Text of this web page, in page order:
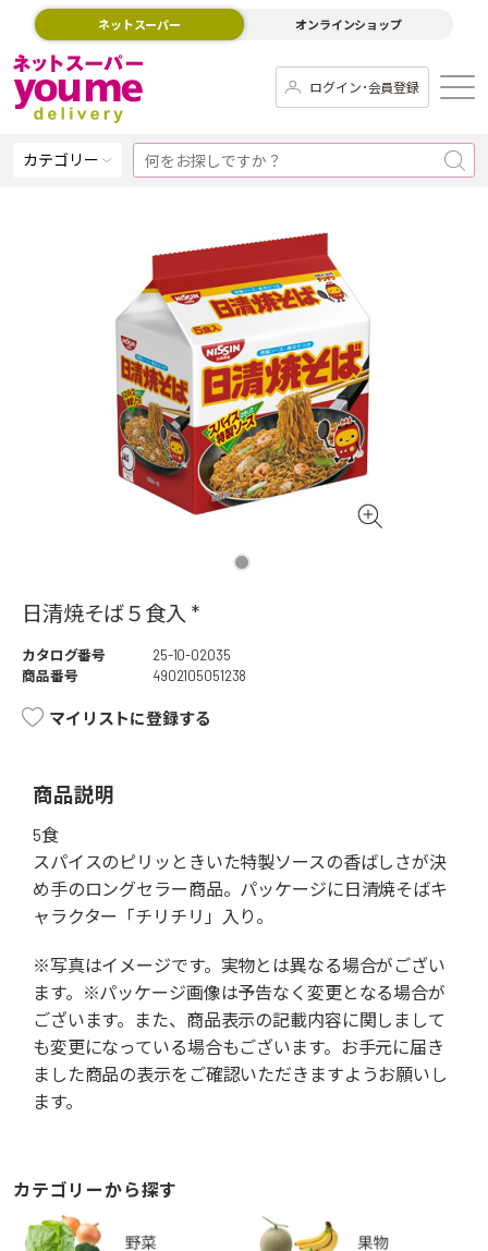
ネットスーパー オンラインショップ
ログイン･会員登録
カテゴリー
日清焼そば５食入 *
カタログ番号
25-10-02035
商品番号
4902105051238
マイリストに登録する
商品説明
5食
スパイスのピリッときいた特製ソースの香ばしさが決
め手のロングセラー商品。パッケージに日清焼そばキ
ャラクター「チリチリ」入り。
※写真はイメージです。実物とは異なる場合がござい
ます。※パッケージ画像は予告なく変更となる場合が
ございます。また、商品表示の記載内容に関しまして
も変更になっている場合もございます。お手元に届き
ました商品の表示をご確認いただきますようお願いし
ます。
カテゴリーから探す